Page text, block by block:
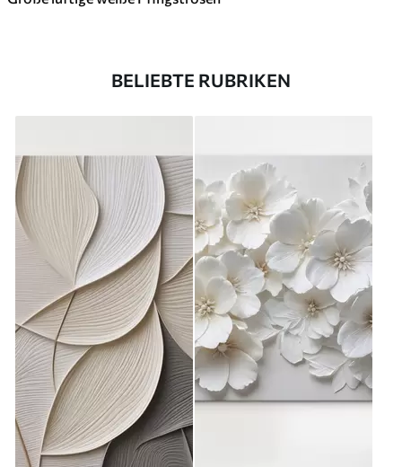
BELIEBTE RUBRIKEN